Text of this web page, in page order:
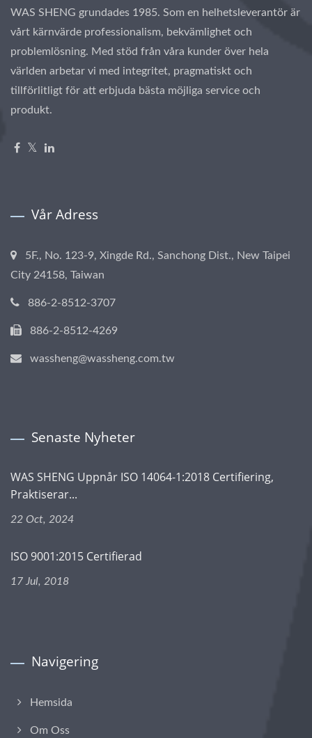
WAS SHENG grundades 1985. Som en helhetsleverantör är
vårt kärnvärde professionalism, bekvämlighet och
problemlösning. Med stöd från våra kunder över hela
världen arbetar vi med integritet, pragmatiskt och
tillförlitligt för att erbjuda bästa möjliga service och
produkt.
Vår Adress
5F., No. 123-9, Xingde Rd., Sanchong Dist., New Taipei
City 24158, Taiwan
886-2-8512-3707
886-2-8512-4269
wassheng@wassheng.com.tw
Senaste Nyheter
WAS SHENG Uppnår ISO 14064-1:2018 Certifiering,
Praktiserar...
22 Oct, 2024
ISO 9001:2015 Certifierad
17 Jul, 2018
Navigering
Hemsida
Om Oss